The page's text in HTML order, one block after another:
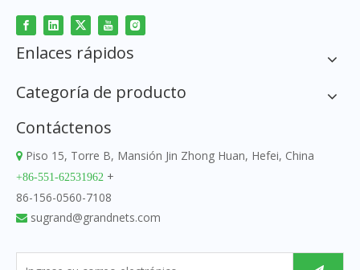
Enlaces rápidos
Categoría de producto
Contáctenos
 Piso 15, Torre B, Mansión Jin Zhong Huan, Hefei, China
+86-551-62531962 +
86-156-0560-7108
 sugrand@grandnets.com